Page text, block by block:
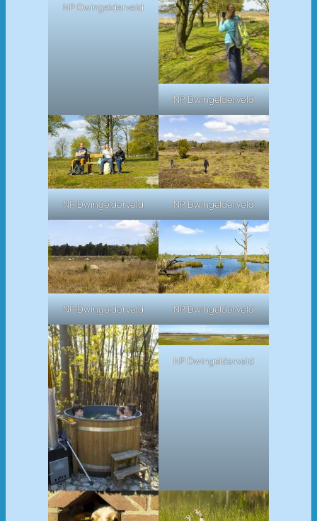
NP Dwingelderveld
NP Dwingelderveld
NP Dwingelderveld NP Dwingelderveld
NP Dwingelderveld NP Dwingelderveld
NP Dwingelderveld